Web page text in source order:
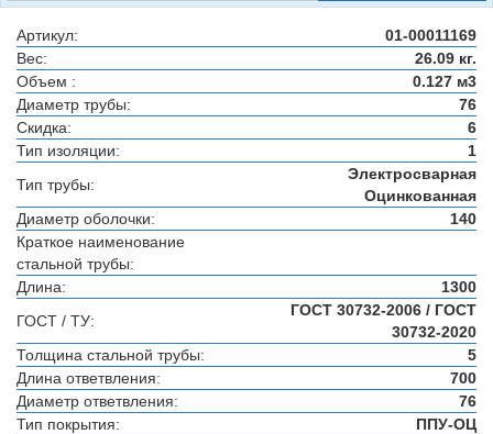
Артикул:
01-00011169
Вес:
26.09 кг.
Объем :
0.127 м3
Диаметр трубы:
76
Скидка:
6
Тип изоляции:
1
Тип трубы:
Электросварная
Оцинкованная
Диаметр оболочки:
140
Краткое наименование
стальной трубы:
Длина:
1300
ГОСТ / ТУ:
ГОСТ 30732-2006 / ГОСТ
30732-2020
Толщина стальной трубы:
5
Длина ответвления:
700
Диаметр ответвления:
76
Тип покрытия:
ППУ-ОЦ